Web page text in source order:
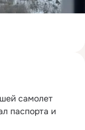
самолет
паспорта и